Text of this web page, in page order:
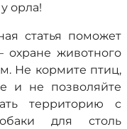
орла!
статья поможет
охране животного
Не кормите птиц,
и не позволяйте
территорию с
для столь